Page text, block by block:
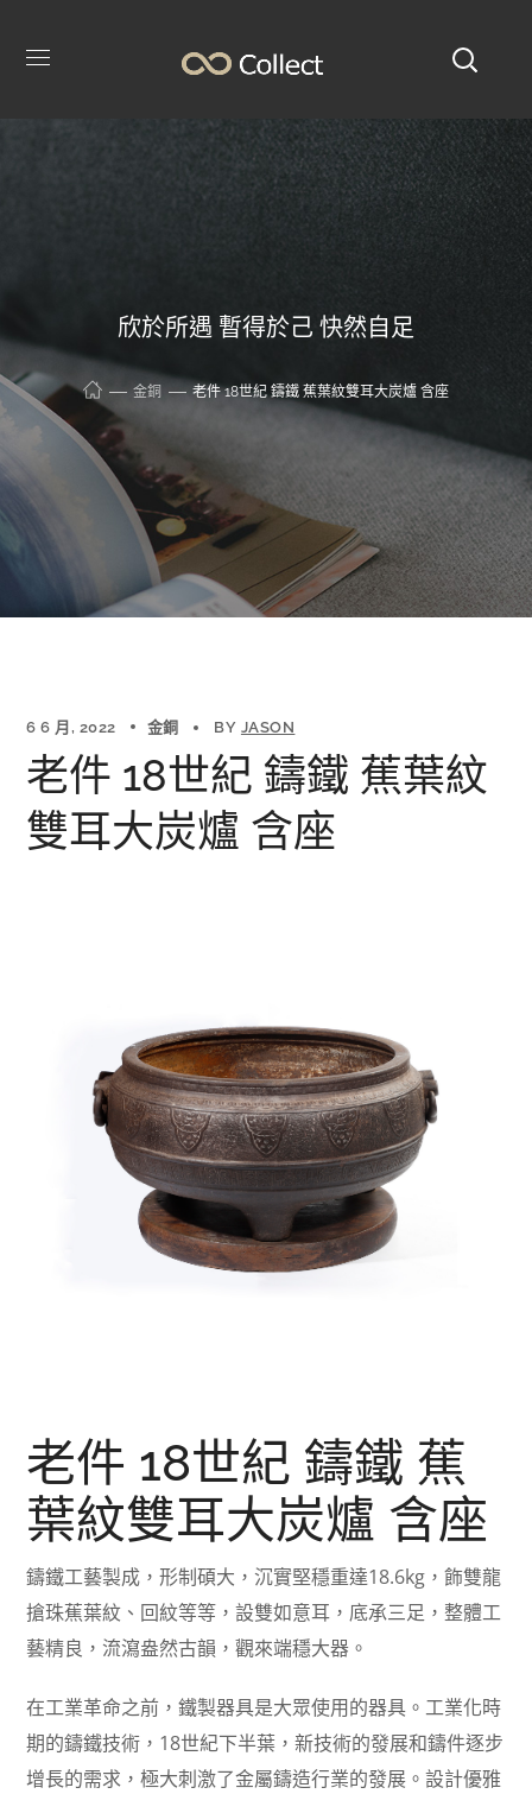
欣於所遇 暫得於己 快然自足
金銅 老件 18世紀 鑄鐵 蕉葉紋雙耳大炭爐 含座
6 6 月, 2022 金銅 BY JASON
老件 18世紀 鑄鐵 蕉葉紋
雙耳大炭爐 含座
老件 18世紀 鑄鐵 蕉
葉紋雙耳大炭爐 含座
鑄鐵工藝製成，形制碩大，沉實堅穩重達18.6kg，飾雙龍
搶珠蕉葉紋、回紋等等，設雙如意耳，底承三足，整體工
藝精良，流瀉盎然古韻，觀來端穩大器。
在工業革命之前，鐵製器具是大眾使用的器具。工業化時
期的鑄鐵技術，18世紀下半葉，新技術的發展和鑄件逐步
增長的需求，極大刺激了金屬鑄造行業的發展。設計優雅